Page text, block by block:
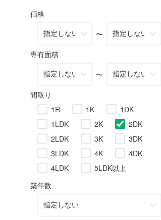
価格
〜
専有面積
〜
間取り
1R
1K
1DK
1LDK
2K
2DK
2LDK
3K
3DK
3LDK
4K
4DK
4LDK
5LDK以上
築年数